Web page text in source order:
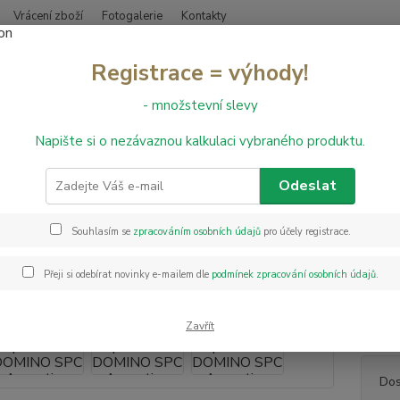
Vrácení zboží Fotogalerie Kontakty
Hledat
Vinylové podlahy Vinylová podlaha DOMINO SPC Acoustic - 1823
podlaha DOMINO SPC
tak
Registrace = výhody!
- množstevní slevy
Napište si o nezávaznou kalkulaci vybraného produktu.
Odeslat
Souhlasím se zpracováním osobních údajůpro účely registrace.
Přeji si odebírat novinky e-mailem dle podmínek zpracování osobních údajů.
Zavřít